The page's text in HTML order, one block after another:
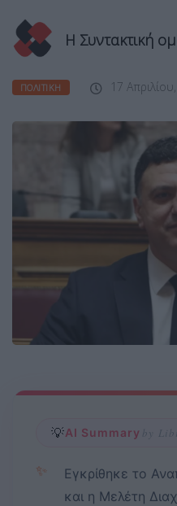
Η Συντακτική
ΠΟΛΙΤΙΚΉ 17
💡AI Summary by
✨
Εγκρίθηκε το
και η Μελέτη